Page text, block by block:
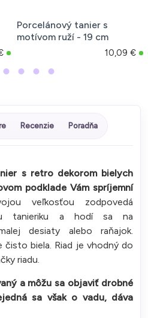
Porcelánový tanier s
motívom ruží - 19 cm
10,09 €
Recenzie Poradňa
s retro dekorom bielych
podklade Vám spríjemní
veľkosťou zodpovedá
tanieriku a hodí sa na
desiaty alebo raňajok.
čisto biela. Riad je vhodný do
riadu.
a môžu sa objaviť drobné
sa však o vadu, dáva